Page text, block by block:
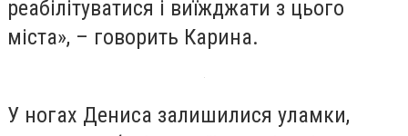
реабілітуватися і виїжджати з цього
міста», – говорить Карина.
У ногах Дениса залишилися уламки,